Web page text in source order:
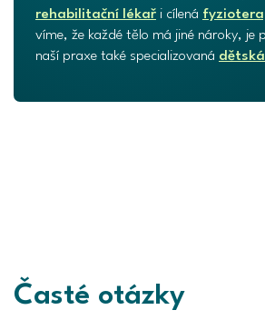
rehabilitační lékař i cílená
víme, že každé tělo má jiné nároky, je
naší praxe také specializovaná
Časté otázky